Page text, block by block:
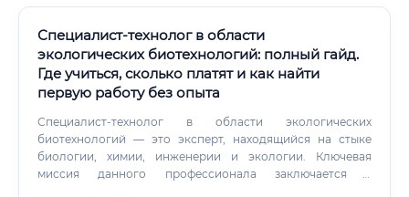
фармаконадзора ⚠️ Максимальные зарплаты — в
международных компаниях и при работе на
иностранного заказчика. Разница с государственным
сектором может составлять 2–4 раза. Сравнение с
другими специальностями: почему биофармаколог
выгоднее 🔍 Многие кандидаты сравнивают
биофармакологию со смежными профессиями.
Специалист-технолог в области
экологических биотехнологий: полный гайд.
Где учиться, сколько платят и как найти
первую работу без опыта
Специалист-технолог в области экологических
биотехнологий — это эксперт, находящийся на стыке
биологии, химии, инженерии и экологии. Ключевая
миссия данного профессионала заключается в